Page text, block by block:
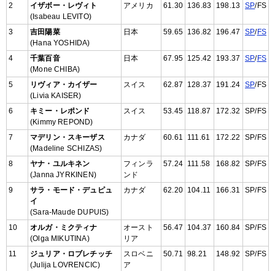
2
イザボー・レヴィト
(Isabeau LEVITO)
アメリカ 61.30 136.83 198.13 SP/FS
3
吉田陽菜
(Hana YOSHIDA)
日本 59.65 136.82 196.47 SP/FS
4
千葉百音
(Mone CHIBA)
日本 67.95 125.42 193.37 SP/FS
5
リヴィア・カイザー
(Livia KAISER)
スイス 62.87 128.37 191.24 SP/FS
6
キミー・レポンド
(Kimmy REPOND)
スイス 53.45 118.87 172.32 SP/FS
7
マデリン・スキーザス
(Madeline SCHIZAS)
カナダ 60.61 111.61 172.22 SP/FS
8
ヤナ・ユルキネン
(Janna JYRKINEN)
フィンラ
ンド
57.24 111.58 168.82 SP/FS
9
サラ・モード・デュピュ
イ
(Sara-Maude DUPUIS)
カナダ 62.20 104.11 166.31 SP/FS
10
オルガ・ミクティナ
(Olga MIKUTINA)
オースト
リア
56.47 104.37 160.84 SP/FS
11
ジュリア・ロブレチッチ
(Julija LOVRENCIC)
スロベニ
ア
50.71 98.21 148.92 SP/FS